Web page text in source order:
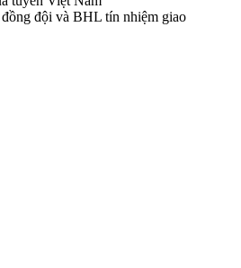
đội và BHL tín nhiệm giao